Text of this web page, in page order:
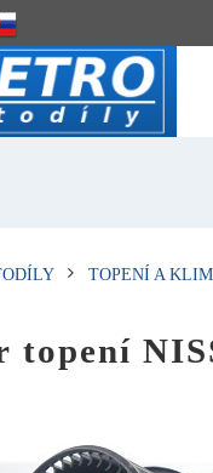
TOPENÍ A
topení